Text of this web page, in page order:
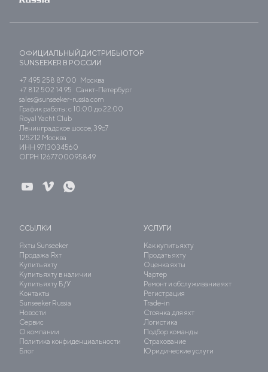
ОФИЦИАЛЬНЫЙ ДИСТРИБЬЮТОР
SUNSEEKER В РОССИИ
+7 495 258 87 00 Москва
+7 812 502 14 95 Санкт-Петербург
sales@sunseeker-russia.com
График работы: с 10:00 до 22:00
Royal Yacht Club
Ленинградское шоссе, 39с7
125212 Москва
ИНН 9713034560
ОГРН 1267700095849
ССЫЛКИ
Яхты Sunseeker
Продажа Яхт
Купить яхту
Купить яхту в наличии
Купить яхту Б/У
Контакты
Sunseeker Russia
Новости
Сервис
О компании
Политика конфиденциальности
Блог
УСЛУГИ
Как купить яхту
Продать яхту
Оценка яхты
Чартер
Ремонт и обслуживание яхт
Регистрация
Trade-in
Стоянка для яхт
Логистика
Подбор команды
Страхование
Юридические услуги